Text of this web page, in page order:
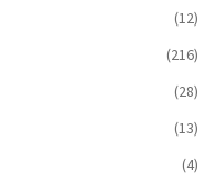
(12)
(216)
(28)
(13)
(4)